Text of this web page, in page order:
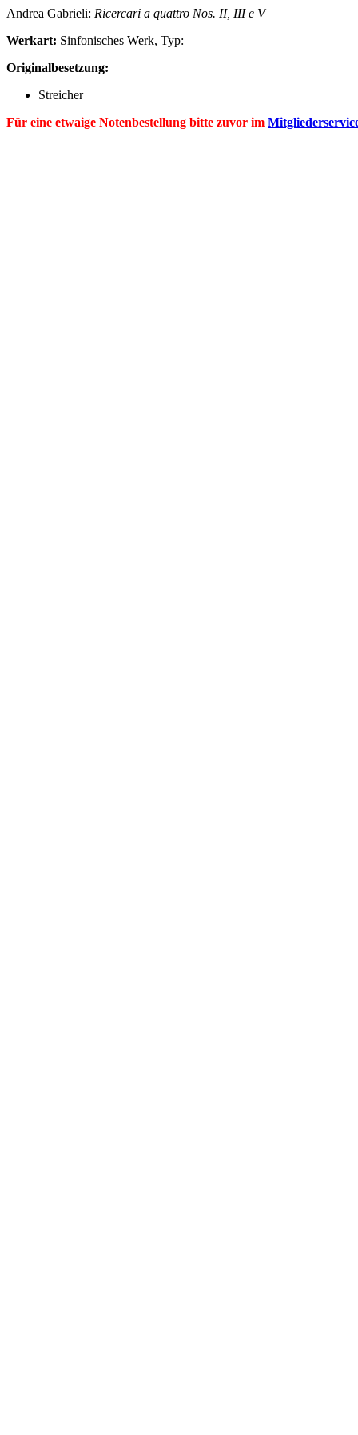
Andrea Gabrieli: Ricercari a quattro Nos. II, III e V
Werkart: Sinfonisches Werk, Typ:
Originalbesetzung:
Streicher
Für eine etwaige Notenbestellung bitte zuvor im